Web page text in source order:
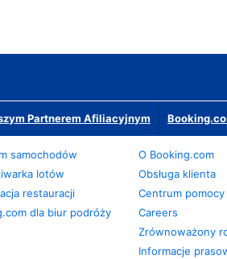
Partnerem Afiliacyjnym
samochodów
lotów
restauracji
dla biur podróży
O Booking.com
Obsługa klienta
Centrum pomocy
Careers
Zrównoważony
Informacje